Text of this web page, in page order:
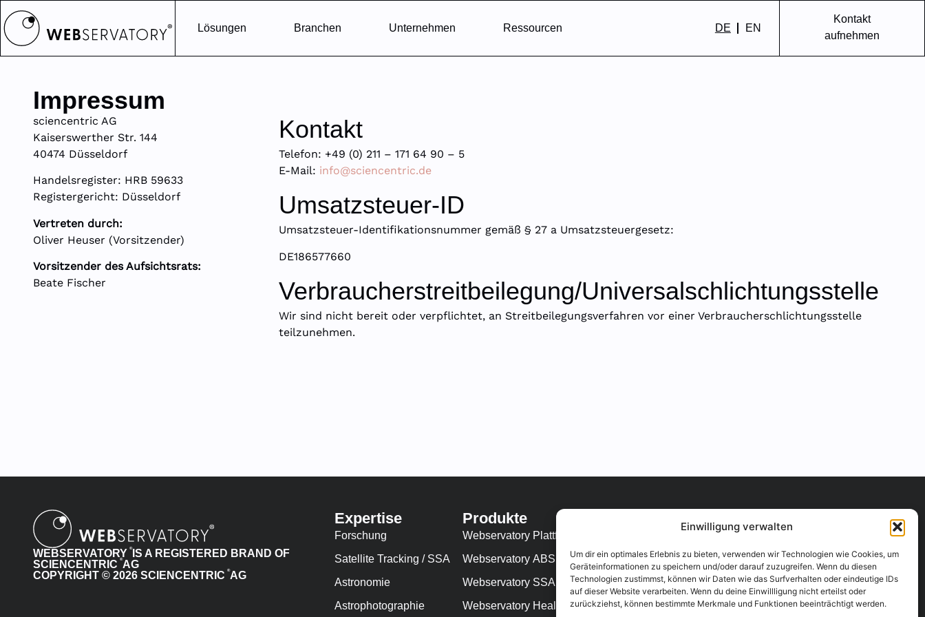
Einwilligung verwalten
Um dir ein optimales Erlebnis zu bieten, verwenden wir Technologien wie Cookies, um
Geräteinformationen zu speichern und/oder darauf zuzugreifen. Wenn du diesen
Technologien zustimmst, können wir Daten wie das Surfverhalten oder eindeutige IDs
auf dieser Website verarbeiten. Wenn du deine Einwillligung nicht erteilst oder
zurückziehst, können bestimmte Merkmale und Funktionen beeinträchtigt werden.
Lösungen Branchen Unternehmen Ressourcen DE EN
Kontakt
aufnehmen
Impressum
sciencentric AG
Kaiserswerther Str. 144
40474 Düsseldorf
Handelsregister: HRB 59633
Registergericht: Düsseldorf
Vertreten durch:
Oliver Heuser (Vorsitzender)
Vorsitzender des Aufsichtsrats:
Beate Fischer
Kontakt
Telefon: +49 (0) 211 – 171 64 90 – 5
E-Mail: info@sciencentric.de
Umsatzsteuer-ID
Umsatzsteuer-Identifikationsnummer gemäß § 27 a Umsatzsteuergesetz:
DE186577660
Verbraucher­streit­beilegung/Universal­schlichtungs­stelle
Wir sind nicht bereit oder verpflichtet, an Streitbeilegungsverfahren vor einer Verbraucherschlichtungsstelle
teilzunehmen.
WEBSERVATORY ®
IS A REGISTERED BRAND OF
SCIENCENTRIC
®AG
COPYRIGHT © 2026 SCIENCENTRIC
®AG
Expertise
Forschung
Satellite Tracking / SSA
Astronomie
Astrophotographie
Produkte
Webservatory Plattform
Webservatory ABS
Webservatory SSA
Webservatory Health Monitor
Team
Karriere
Kontakt
Rechtliches
Impressum
Social Media